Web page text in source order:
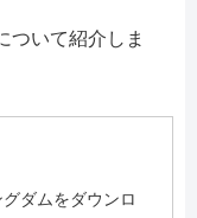
ついて紹介しま
ダムをダウンロ